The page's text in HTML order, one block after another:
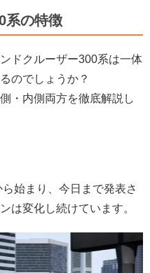
系の特徴
ドクルーザー300系は一体
のでしょうか？
・内側両方を徹底解説し
始まり、今日まで発表さ
は変化し続けています。